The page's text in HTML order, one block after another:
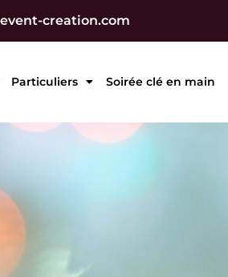
creation.com
Particuliers Soirée clé en main